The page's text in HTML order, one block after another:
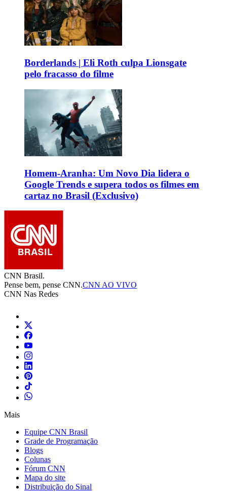
Borderlands | Eli Roth culpa Lionsgate
pelo fracasso do filme
Homem-Aranha: Um Novo Dia lidera o
Google Trends e supera todos os filmes em
cartaz no Brasil (Exclusivo)
CNN Brasil.
Pense bem, pense CNN.CNN AO VIVO
CNN Nas Redes
Mais
Equipe CNN Brasil
Grade de Programação
Blogs
Colunas
Fórum CNN
Mapa do site
Distribuição do Sinal